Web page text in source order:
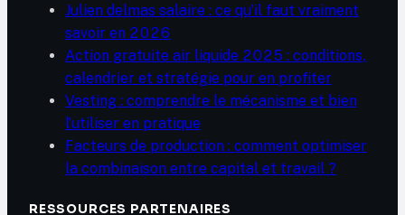
Julien delmas salaire : ce qu’il faut vraiment
savoir en 2026
Action gratuite air liquide 2025 : conditions,
calendrier et stratégie pour en profiter
Vesting : comprendre le mécanisme et bien
l’utiliser en pratique
Facteurs de production : comment optimiser
la combinaison entre capital et travail ?
RESSOURCES PARTENAIRES